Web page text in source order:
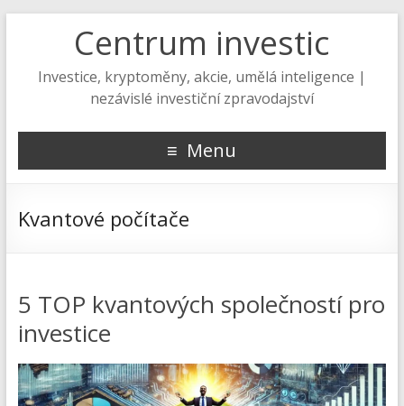
Centrum investic
Investice, kryptoměny, akcie, umělá inteligence |
nezávislé investiční zpravodajství
Menu
Kvantové počítače
5 TOP kvantových společností pro
investice